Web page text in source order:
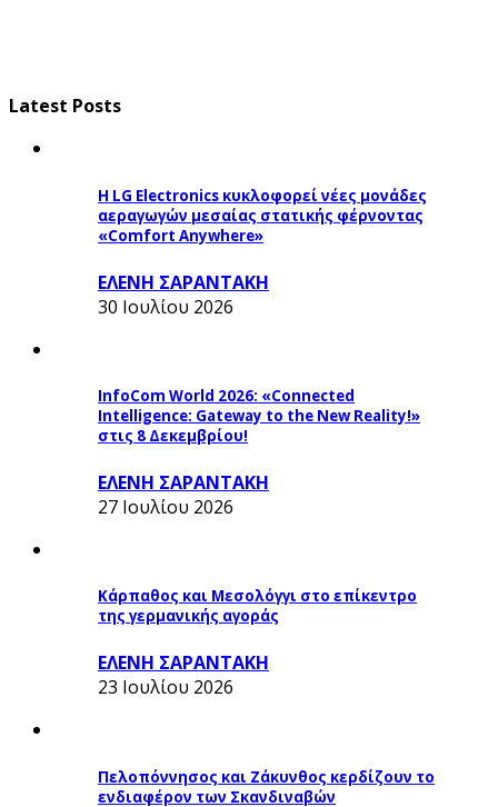
Latest Posts
Η LG Electronics κυκλοφορεί νέες μονάδες
αεραγωγών μεσαίας στατικής φέρνοντας
«Comfort Anywhere»
ΕΛΕΝΗ ΣΑΡΑΝΤΑΚΗ
30 Ιουλίου 2026
InfoCom World 2026: «Connected
Intelligence: Gateway to the New Reality!»
στις 8 Δεκεμβρίου!
ΕΛΕΝΗ ΣΑΡΑΝΤΑΚΗ
27 Ιουλίου 2026
Κάρπαθος και Μεσολόγγι στο επίκεντρο
της γερμανικής αγοράς
ΕΛΕΝΗ ΣΑΡΑΝΤΑΚΗ
23 Ιουλίου 2026
Πελοπόννησος και Ζάκυνθος κερδίζουν το
ενδιαφέρον των Σκανδιναβών